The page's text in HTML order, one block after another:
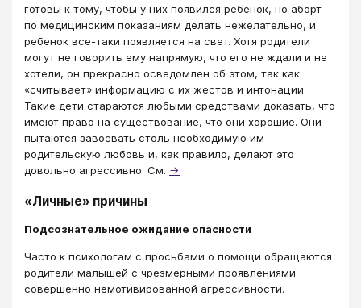
готовы к тому, чтобы у них появился ребенок, но аборт
по медицинским показаниям делать нежелательно, и
ребенок все-таки появляется на свет. Хотя родители
могут не говорить ему напрямую, что его не ждали и не
хотели, он прекрасно осведомлен об этом, так как
«считывает» информацию с их жестов и интонации.
Такие дети стараются любыми средствами доказать, что
имеют право на существование, что они хорошие. Они
пытаются завоевать столь необходимую им
родительскую любовь и, как правило, делают это
довольно агрессивно. См. →
«Личные» причины
Подсознательное ожидание опасности
Часто к психологам с просьбами о помощи обращаются
родители малышей с чрезмерными проявлениями
совершенно немотивированной агрессивности.